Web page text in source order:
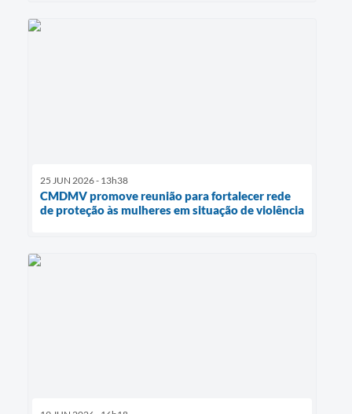
25 JUN 2026 - 13h38
CMDMV promove reunião para fortalecer rede
de proteção às mulheres em situação de violência